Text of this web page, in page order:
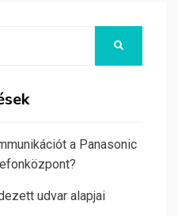
a Panasonic
udvar alapjai